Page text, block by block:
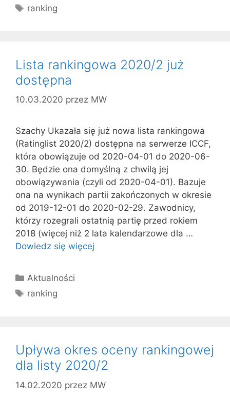
Tagi
ranking
Lista rankingowa 2020/2 już
dostępna
10.03.2020 przez MW
Szachy Ukazała się już nowa lista rankingowa
(Ratinglist 2020/2) dostępna na serwerze ICCF,
która obowiązuje od 2020-04-01 do 2020-06-
30. Będzie ona domyślną z chwilą jej
obowiązywania (czyli od 2020-04-01). Bazuje
ona na wynikach partii zakończonych w okresie
od 2019-12-01 do 2020-02-29. Zawodnicy,
którzy rozegrali ostatnią partię przed rokiem
2018 (więcej niż 2 lata kalendarzowe dla …
Dowiedz się więcej
Kategorie
Aktualności
Tagi
ranking
Upływa okres oceny rankingowej
dla listy 2020/2
14.02.2020 przez MW